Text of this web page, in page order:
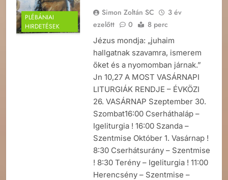
PLÉBÁNIAI
HIRDETÉSEK
Simon Zoltán SC
3 év
ezelőtt
0 8 perc
Jézus mondja: „juhaim
hallgatnak szavamra, ismerem
őket és a nyomomban járnak.”
Jn 10,27 A MOST VASÁRNAPI
LITURGIÁK RENDJE – ÉVKÖZI
26. VASÁRNAP Szeptember 30.
Szombat16:00 Cserháthaláp –
Igeliturgia ! 16:00 Szanda –
Szentmise Október 1. Vasárnap !
8:30 Cserhátsurány – Szentmise
! 8:30 Terény – Igeliturgia ! 11:00
Herencsény – Szentmise –